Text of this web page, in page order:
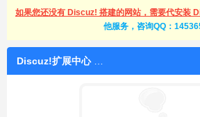
WitFrame
如果您还没有 Discuz! 搭建的网站，需要代安装
他服务，咨询QQ：
Discuz!扩展中心